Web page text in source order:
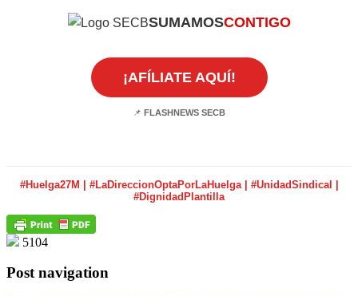
SUMAMOSCONTIGO
¡AFÍLIATE AQUÍ!
📌 FLASHNEWS SECB
#Huelga27M | #LaDireccionOptaPorLaHuelga | #UnidadSindical |
#DignidadPlantilla
5104
Post navigation